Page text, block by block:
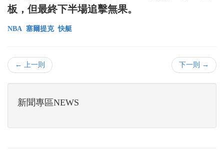
板，但最終下半場追擊無果。
NBA 塞爾提克 快艇
← 上一則 下一則 →
新聞專區NEWS